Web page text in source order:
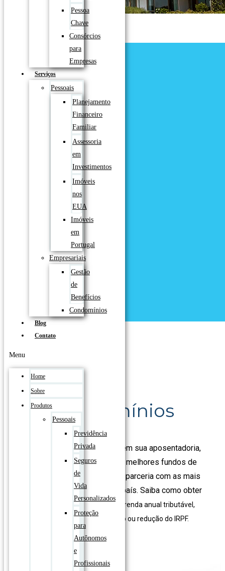
Pessoa
Chave
Consórcios
para
Empresas
Serviços
Pessoais
Planejamento
Financeiro
Familiar
Assessoria
em
Investimentos
Imóveis
nos
EUA
Imóveis
em
Portugal
Empresariais
Gestão
de
Benefícios
Condomínios
Blog
Contato
Menu
Home
Sobre
Produtos
Pessoais
Previdência
Privada
Seguros
de
Vida
Personalizados
Proteção
para
Autônomos
e
Profissionais
Condomínios
Garanta seu padrão de vida em sua aposentadoria,
sem depender do INSS. Os melhores fundos de
previdência do mercado, em parceria com as mais
renomadas seguradoras do país. Saiba como obter
dedução de até 12% de sua renda anual tributável,
garantindo maior restituição ou redução do IRPF.